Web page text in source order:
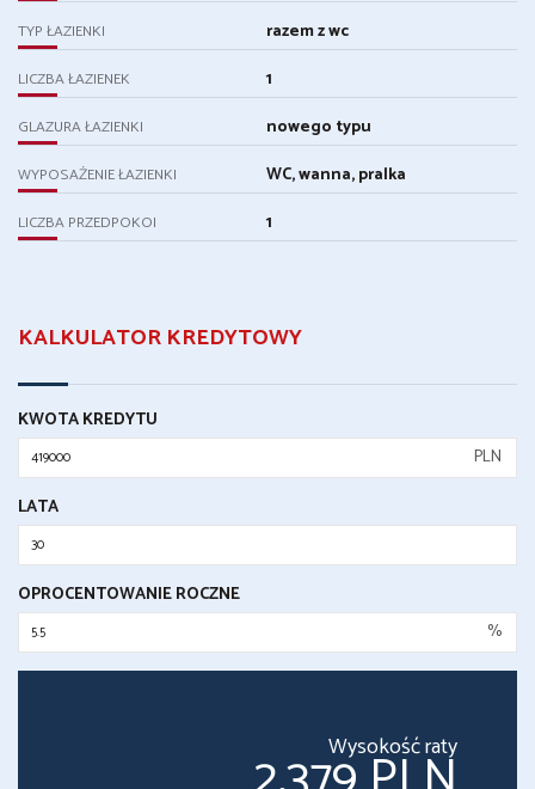
TYP ŁAZIENKI razem z wc
LICZBA ŁAZIENEK 1
GLAZURA ŁAZIENKI nowego typu
WYPOSAŻENIE ŁAZIENKI WC, wanna, pralka
LICZBA PRZEDPOKOI 1
KALKULATOR KREDYTOWY
KWOTA KREDYTU
PLN
LATA
OPROCENTOWANIE ROCZNE
%
Wysokość raty